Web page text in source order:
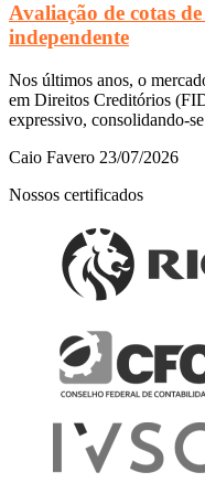
Avaliação de cotas
independente
Nos últimos anos, o
em Direitos Creditórios
expressivo, consolidando-
Caio Favero 23/07/2026
Nossos certificados